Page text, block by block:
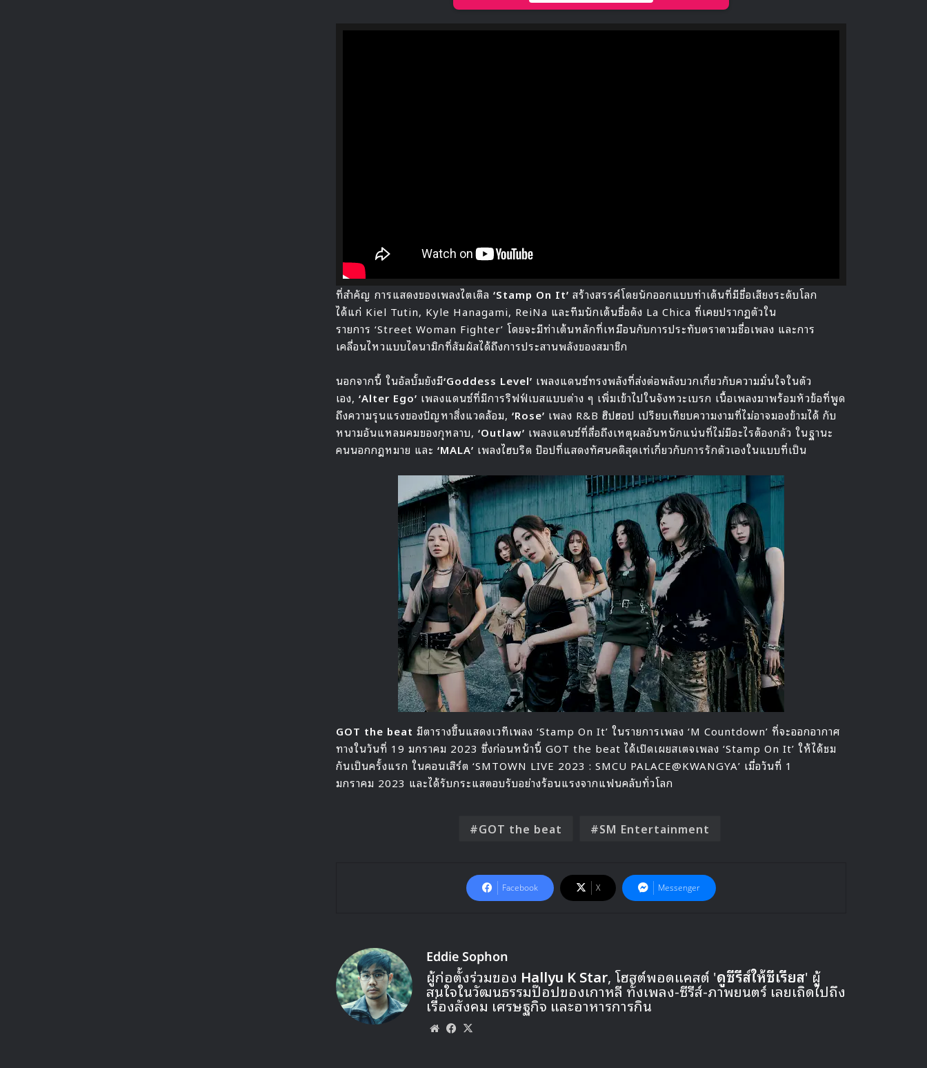
ที่สำคัญ การแสดงของเพลงไตเติล ‘Stamp On It’ สร้างสรรค์โดยนักออกแบบท่าเต้นที่มีชื่อเสียงระดับโลก
ได้แก่ Kiel Tutin, Kyle Hanagami, ReiNa และทีมนักเต้นชื่อดัง La Chica ที่เคยปรากฏตัวใน
รายการ ‘Street Woman Fighter’ โดยจะมีท่าเต้นหลักที่เหมือนกับการประทับตราตามชื่อเพลง และการ
เคลื่อนไหวแบบไดนามิกที่สัมผัสได้ถึงการประสานพลังของสมาชิก
นอกจากนี้ ในอัลบั้มยังมี‘Goddess Level’ เพลงแดนซ์ทรงพลังที่ส่งต่อพลังบวกเกี่ยวกับความมั่นใจในตัว
เอง, ‘Alter Ego’ เพลงแดนซ์ที่มีการริฟฟ์เบสแบบต่าง ๆ เพิ่มเข้าไปในจังหวะเบรก เนื้อเพลงมาพร้อมหัวข้อที่พูด
ถึงความรุนแรงของปัญหาสิ่งแวดล้อม, ‘Rose’ เพลง R&B ฮิปฮอป เปรียบเทียบความงามที่ไม่อาจมองข้ามได้ กับ
หนามอันแหลมคมของกุหลาบ, ‘Outlaw’ เพลงแดนซ์ที่สื่อถึงเหตุผลอันหนักแน่นที่ไม่มีอะไรต้องกลัว ในฐานะ
คนนอกกฎหมาย และ ‘MALA’ เพลงไฮบริด ป๊อปที่แสดงทัศนคติสุดเท่เกี่ยวกับการรักตัวเองในแบบที่เป็น
GOT the beat มีตารางขึ้นแสดงเวทีเพลง ‘Stamp On It’ ในรายการเพลง ‘M Countdown’ ที่จะออกอากาศ
ทางในวันที่ 19 มกราคม 2023 ซึ่งก่อนหน้านี้ GOT the beat ได้เปิดเผยสเตจเพลง ‘Stamp On It’ ให้ได้ชม
กันเป็นครั้งแรก ในคอนเสิร์ต ‘SMTOWN LIVE 2023 : SMCU PALACE@KWANGYA’ เมื่อวันที่ 1
มกราคม 2023 และได้รับกระแสตอบรับอย่างร้อนแรงจากแฟนคลับทั่วโลก
GOT the beat SM Entertainment
Facebook X Messenger
Eddie Sophon
ผู้ก่อตั้งร่วมของ Hallyu K Star, โฮสต์พอดแคสต์ 'ดูซีรีส์ให้ซีเรียส' ผู้
สนใจในวัฒนธรรมป๊อปของเกาหลี ทั้งเพลง-ซีรีส์-ภาพยนตร์ เลยเถิดไปถึง
เรื่องสังคม เศรษฐกิจ และอาหารการกิน
WebsiteFacebook